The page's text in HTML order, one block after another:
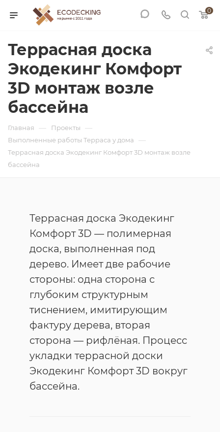
0
Террасная доска
Экодекинг Комфорт
3D монтаж возле
бассейна
Главная — Проекты —
Выполненные работы Терраса у дома —
Террасная доска Экодекинг Комфорт 3D монтаж возле
бассейна
Террасная доска Экодекинг
Комфорт 3D — полимерная
доска, выполненная под
дерево. Имеет две рабочие
стороны: одна сторона с
глубоким структурным
тиснением, имитирующим
фактуру дерева, вторая
сторона — рифлёная. Процесс
укладки террасной доски
Экодекинг Комфорт 3D вокруг
бассейна.